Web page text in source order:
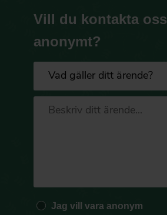
Vill du kontakta oss
anonymt?
Jag vill vara anonym